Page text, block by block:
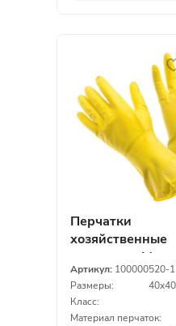
Перчатки
хозяйственные
латексные М
Артикул: 100000520-
Размеры:
Класс:
Материал перчаток: